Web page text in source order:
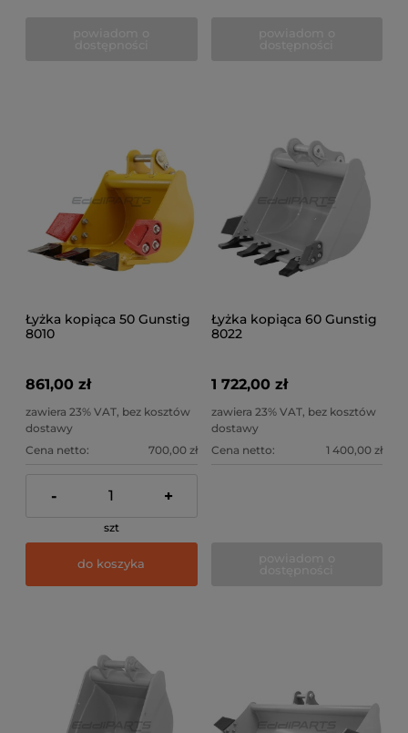
Łyżka kopiąca 50 Gunstig
8010
861,00 zł
zawiera 23% VAT, bez kosztów
dostawy
Cena netto:
700,00 zł
- +
szt
do koszyka
Łyżka kopiąca 60 Gunstig
8022
1 722,00 zł
zawiera 23% VAT, bez kosztów
dostawy
Cena netto:
1 400,00 zł